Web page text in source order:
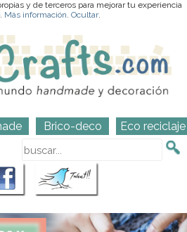
y de terceros para mejorar tu experiencia
Más información. Ocultar.
Brico-deco Eco reciclaje